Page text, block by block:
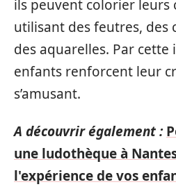
ils peuvent colorier leurs
utilisant des feutres, des
des aquarelles. Par
enfants renforcent leur
s’amusant.
A découvrir également :
une ludothèque à
l'expérience de vos